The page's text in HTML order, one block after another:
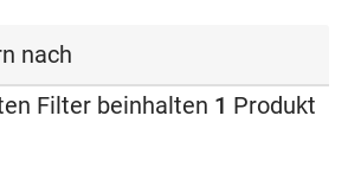
nach
Filter beinhalten 1 Produkt